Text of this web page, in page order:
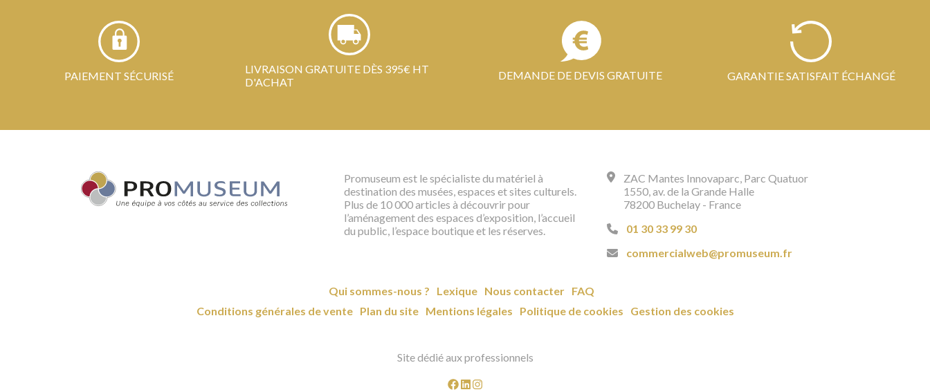
PAIEMENT SÉCURISÉ
LIVRAISON GRATUITE DÈS 395€ HT
D'ACHAT
DEMANDE DE DEVIS GRATUITE GARANTIE SATISFAIT ÉCHANGÉ
Promuseum est le spécialiste du matériel à
destination des musées, espaces et sites culturels.
Plus de 10 000 articles à découvrir pour
l’aménagement des espaces d’exposition, l’accueil
du public, l’espace boutique et les réserves.
ZAC Mantes Innovaparc, Parc Quatuor
1550, av. de la Grande Halle
78200 Buchelay - France
01 30 33 99 30
commercialweb@promuseum.fr
Qui sommes-nous ? Lexique Nous contacter FAQ
Conditions générales de vente
Plan du site Mentions légales Politique de cookies Gestion des cookies
Site dédié aux professionnels